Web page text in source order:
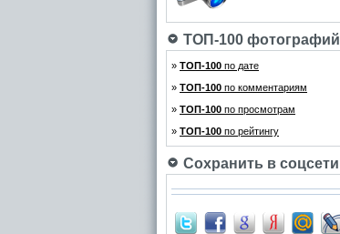
ТОП-100 фотографий
» ТОП-100 по дате
» ТОП-100 по комментариям
» ТОП-100 по просмотрам
» ТОП-100 по рейтингу
Сохранить в соцсети